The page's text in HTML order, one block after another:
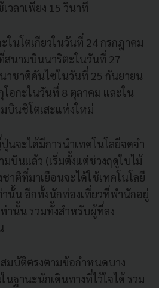
วลาเพียง 15 วินาที
ในโตเกียวในวันที่ 24 กรกฎาคม
สนามบินนาริตะในวันที่ 27
ชาติคันไซในวันที่ 25 กันยายน
อกะในวันที่ 8 ตุลาคม และใน
บินชิโตเสะแห่งใหม่
จะได้มีการนำเทคโนโลยีจดจำ
บินแล้ว (เริ่มตั้งแต่ช่วงฤดูใบไม้
าติที่มาเยือนจะได้ใช้เทคโนโลยี
นั้น อีกทั้งนักท่องเที่ยวที่พำนักอยู่
านั้น รวมทั้งสำหรับผู้ที่ลง
มบัติตรงตามข้อกำหนดบาง
นฐานะนักเดินทางที่ไว้ใจได้ รวม